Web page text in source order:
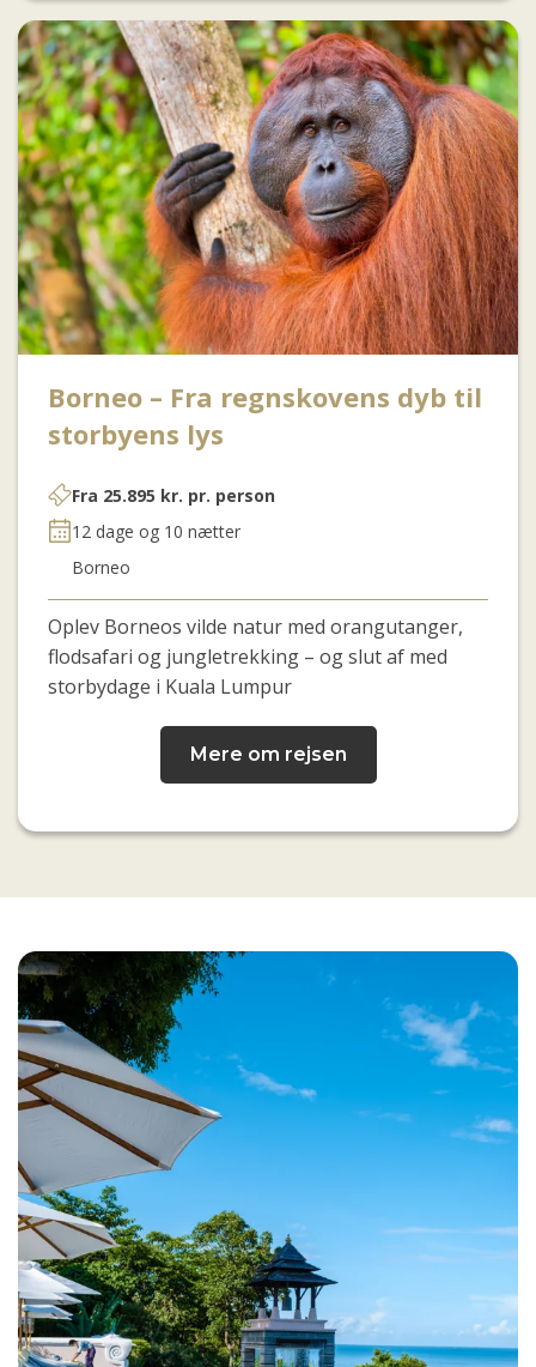
Borneo – Fra regnskovens dyb til
storbyens lys
Fra 25.895 kr. pr. person
12 dage og 10 nætter
Borneo
Oplev Borneos vilde natur med orangutanger,
flodsafari og jungletrekking – og slut af med
storbydage i Kuala Lumpur
Mere om rejsen